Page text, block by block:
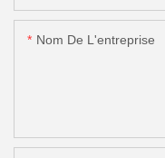
Nom De L'entreprise